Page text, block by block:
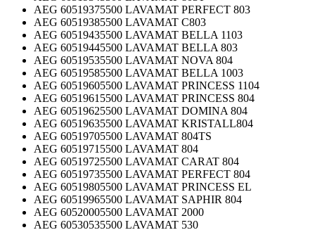
AEG 60519375500 LAVAMAT PERFECT 803
AEG 60519385500 LAVAMAT C803
AEG 60519435500 LAVAMAT BELLA 1103
AEG 60519445500 LAVAMAT BELLA 803
AEG 60519535500 LAVAMAT NOVA 804
AEG 60519585500 LAVAMAT BELLA 1003
AEG 60519605500 LAVAMAT PRINCESS 1104
AEG 60519615500 LAVAMAT PRINCESS 804
AEG 60519625500 LAVAMAT DOMINA 804
AEG 60519635500 LAVAMAT KRISTALL804
AEG 60519705500 LAVAMAT 804TS
AEG 60519715500 LAVAMAT 804
AEG 60519725500 LAVAMAT CARAT 804
AEG 60519735500 LAVAMAT PERFECT 804
AEG 60519805500 LAVAMAT PRINCESS EL
AEG 60519965500 LAVAMAT SAPHIR 804
AEG 60520005500 LAVAMAT 2000
AEG 60530535500 LAVAMAT 530